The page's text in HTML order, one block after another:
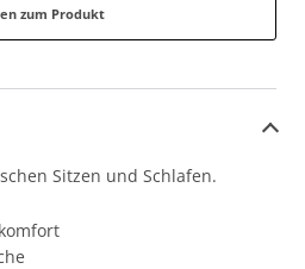
zum Produkt
Sitzen und Schlafen.